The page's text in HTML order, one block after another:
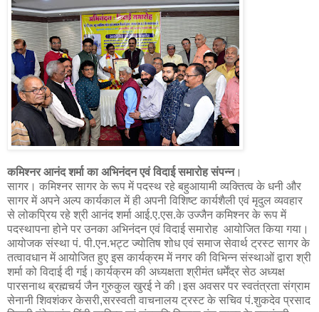
कमिश्नर आनंद शर्मा का अभिनंदन एवं विदाई समारोह संपन्न।
सागर। कमिश्नर सागर के रूप में पदस्थ रहे बहुआयामी व्यक्तित्व के धनी और
सागर में अपने अल्प कार्यकाल में ही अपनी विशिष्ट कार्यशैली एवं मृदुल व्यवहार
से लोकप्रिय रहे श्री आनंद शर्मा आई.ए.एस.के उज्जैन कमिश्नर के रूप में
पदस्थापना होने पर उनका अभिनंदन एवं विदाई समारोह आयोजित किया गया।
आयोजक संस्था पं. पी.एन.भट्ट ज्योतिष शोध एवं समाज सेवार्थ ट्रस्ट सागर के
तत्वावधान में आयोजित हुए इस कार्यक्रम में नगर की विभिन्न संस्थाओं द्वारा श्री
शर्मा को विदाई दी गई।कार्यक्रम की अध्यक्षता श्रीमंत धर्मेंद्र सेठ अध्यक्ष
पारसनाथ ब्रह्मचर्य जैन गुरुकुल खुरई ने की।इस अवसर पर स्वतंत्रता संग्राम
सेनानी शिवशंकर केसरी,सरस्वती वाचनालय ट्रस्ट के सचिव पं.शुकदेव प्रसाद